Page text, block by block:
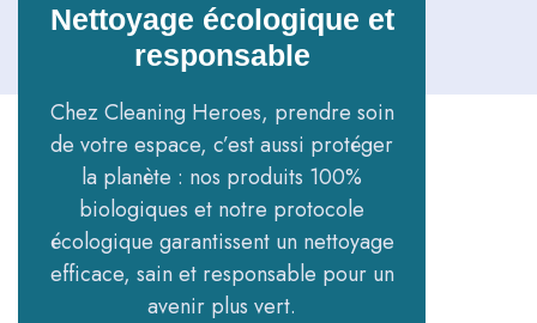
Nettoyage écologique et
responsable
Chez Cleaning Heroes, prendre soin
de votre espace, c’est aussi protéger
la planète : nos produits 100%
biologiques et notre protocole
écologique garantissent un nettoyage
efficace, sain et responsable pour un
avenir plus vert.